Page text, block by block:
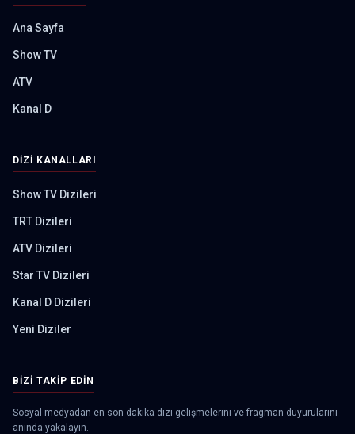
Ana Sayfa
Show TV
ATV
Kanal D
DIZI KANALLARI
Show TV Dizileri
TRT Dizileri
ATV Dizileri
Star TV Dizileri
Kanal D Dizileri
Yeni Diziler
BIZI TAKIP EDIN
Sosyal medyadan en son dakika dizi gelişmelerini ve fragman duyurularını
anında yakalayın.